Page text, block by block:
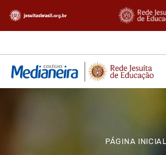
PÁGINA INICIAL